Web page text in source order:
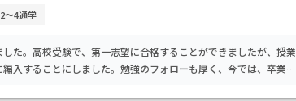
～4通学
た。高校受験で、第一志望に合格することができましたが、授業
入することにしました。勉強のフォローも厚く、今では、卒業